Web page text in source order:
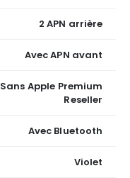
2 APN arrière
Avec APN avant
Sans Apple Premium
Reseller
Avec Bluetooth
Violet